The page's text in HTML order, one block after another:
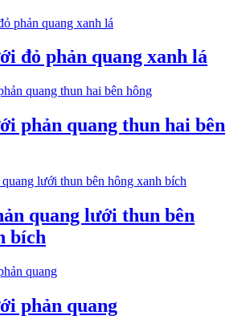
đỏ phản quang xanh lá
phản quang thun hai bên
quang lưới thun bên
bích
phản quang